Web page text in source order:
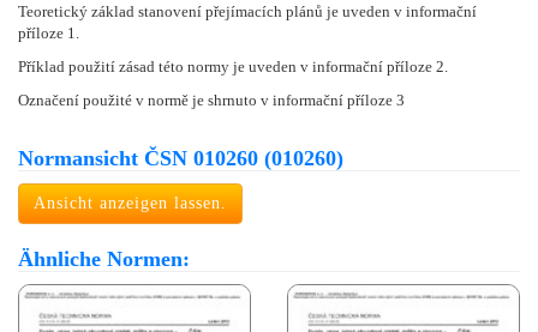
Teoretický základ stanovení přejímacích plánů je uveden v informační
příloze 1.
Příklad použití zásad této normy je uveden v informační příloze 2.
Označení použité v normě je shrnuto v informační příloze 3
Normansicht ČSN 010260 (010260)
Ansicht anzeigen lassen.
Ähnliche Normen: